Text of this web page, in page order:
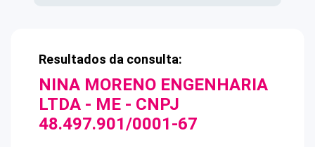
Resultados da consulta:
NINA MORENO ENGENHARIA
LTDA - ME - CNPJ
48.497.901/0001-67